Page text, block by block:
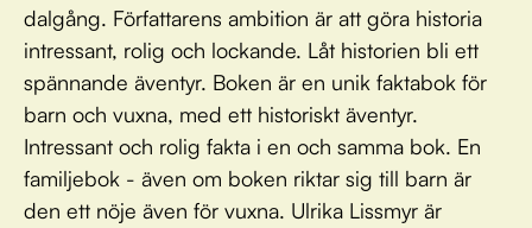
dalgång. Författarens ambition är att göra historia
intressant, rolig och lockande. Låt historien bli ett
spännande äventyr. Boken är en unik faktabok för
barn och vuxna, med ett historiskt äventyr.
Intressant och rolig fakta i en och samma bok. En
familjebok - även om boken riktar sig till barn är
den ett nöje även för vuxna. Ulrika Lissmyr är